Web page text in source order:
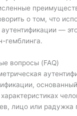
о том, что
—
гемблинга.
вопросы (FAQ)
лицо или радужка